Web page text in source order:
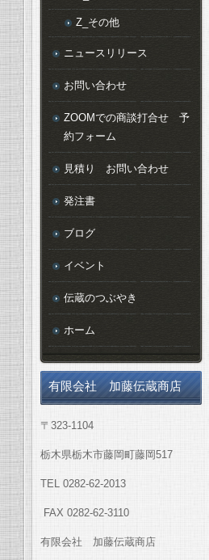
Z_その他
ニュースリリース
お問い合わせ
ZOOMでの商談打合せ 予
約フォーム
見積り お問い合わせ
発注書
ブログ
イベント
伝蔵のつぶやき
ホーム
有限会社 加藤伝蔵商店
〒323-1104
栃木県栃木市藤岡町藤岡517
TEL 0282-62-2013
FAX 0282-62-3110
有限会社 加藤伝蔵商店